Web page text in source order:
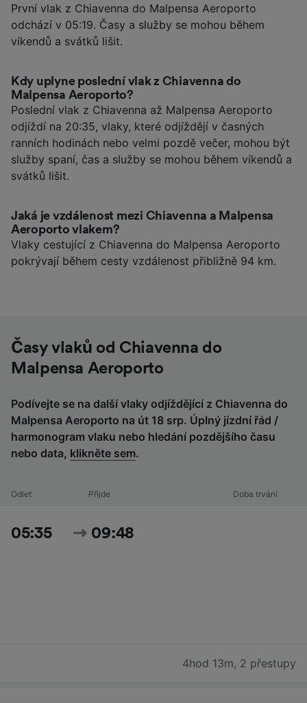
První vlak z Chiavenna do Malpensa Aeroporto
odchází v 05:19. Časy a služby se mohou během
víkendů a svátků lišit.
Kdy uplyne poslední vlak z Chiavenna do
Malpensa Aeroporto?
Poslední vlak z Chiavenna až Malpensa Aeroporto
odjíždí na 20:35, vlaky, které odjíždějí v časných
ranních hodinách nebo velmi pozdě večer, mohou být
služby spaní, čas a služby se mohou během víkendů a
svátků lišit.
Jaká je vzdálenost mezi Chiavenna a Malpensa
Aeroporto vlakem?
Vlaky cestující z Chiavenna do Malpensa Aeroporto
pokrývají během cesty vzdálenost přibližně 94 km.
Časy vlaků od Chiavenna do
Malpensa Aeroporto
Podívejte se na další vlaky odjíždějící z Chiavenna do
Malpensa Aeroporto na út 18 srp. Úplný jízdní řád /
harmonogram vlaku nebo hledání pozdějšího času
nebo data, klikněte sem.
Odlet Přijde Doba trvání
05:35 09:48
4hod 13m, 2 přestupy